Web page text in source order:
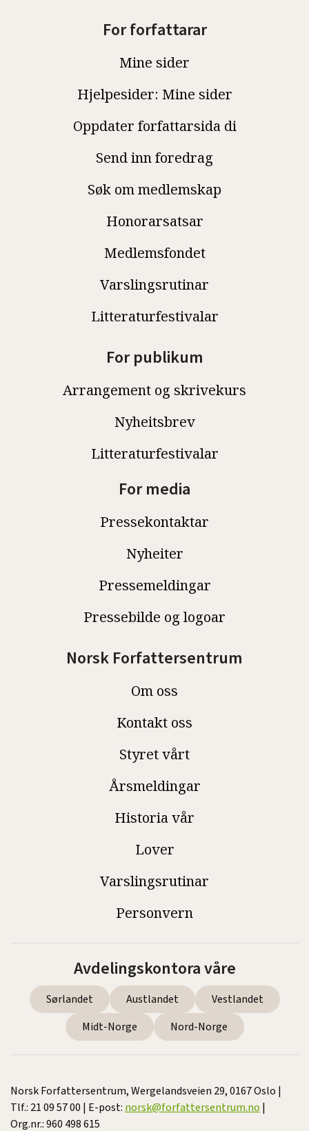
For forfattarar
Mine sider
Hjelpesider: Mine sider
Oppdater forfattarsida di
Send inn foredrag
Søk om medlemskap
Honorarsatsar
Medlemsfondet
Varslingsrutinar
Litteraturfestivalar
For publikum
Arrangement og skrivekurs
Nyheitsbrev
Litteraturfestivalar
For media
Pressekontaktar
Nyheiter
Pressemeldingar
Pressebilde og logoar
Norsk Forfattersentrum
Om oss
Kontakt oss
Styret vårt
Årsmeldingar
Historia vår
Lover
Varslingsrutinar
Personvern
Avdelingskontora våre
Sørlandet Austlandet
Vestlandet
Midt-Norge
Nord-Norge
Norsk Forfattersentrum, Wergelandsveien 29, 0167 Oslo |
Tlf.: 21 09 57 00 | E-post:norsk@forfattersentrum.no|
Org.nr.: 960 498 615